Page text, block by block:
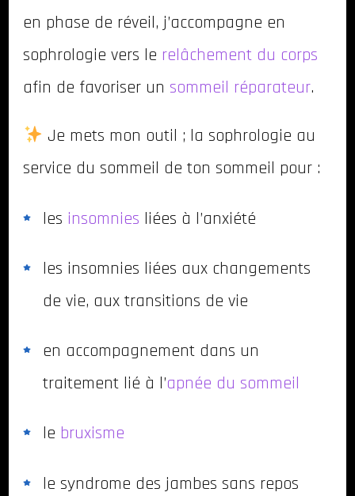
en phase de réveil, j’accompagne en
sophrologie vers le relâchement du corps
afin de favoriser un sommeil réparateur.
Je mets mon outil ; la sophrologie au
service du sommeil de ton sommeil pour :
les insomnies liées à l’anxiété
les insomnies liées aux changements
de vie, aux transitions de vie
en accompagnement dans un
traitement lié à l’apnée du sommeil
le bruxisme
le syndrome des jambes sans repos